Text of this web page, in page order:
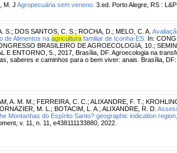
M. J Agropecuária sem veneno. 3.ed. Porto Alegre, RS :
S. ; DOS SANTOS, C. S. ; ROCHA, D. ; MELO, C. A.
de Alimentos na agricultura familiar de Iconha-ES. In:
BRASILEIRO DE AGROECOLOGIA, 10.;
E ENTORNO, 5., 2017, Brasília, DF. Agroecologia na
saberes e caminhos para o bem viver: anais. Brasília,
A. M. M. ; FERREIRA, C. C. ; ALIXANDRE, F. T. ;
M. L. ; BOTACIM, L. A. ; ALIXANDRE, R. D.
Montanhas do Espírito Santo? geographic indication
v. 11, n. 11, e438111133880, 2022.